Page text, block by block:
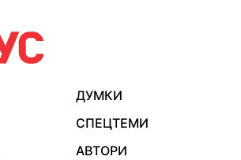
ДУМКИ
СПЕЦТЕМИ
АВТОРИ